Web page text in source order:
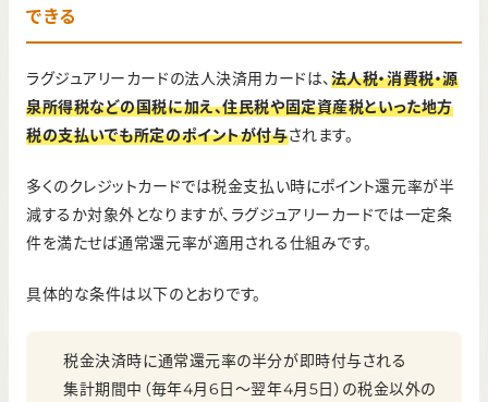
できる
ラグジュアリーカードの法人決済用カードは、法人税・消費税・源
泉所得税などの国税に加え、住民税や固定資産税といった地方
税の支払いでも所定のポイントが付与されます。
多くのクレジットカードでは税金支払い時にポイント還元率が半
減するか対象外となりますが、ラグジュアリーカードでは一定条
件を満たせば通常還元率が適用される仕組みです。
具体的な条件は以下のとおりです。
税金決済時に通常還元率の半分が即時付与される
集計期間中（毎年4月6日〜翌年4月5日）の税金以外の